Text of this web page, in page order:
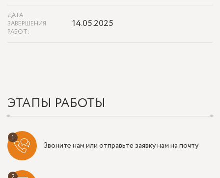
ДАТА
ЗАВЕРШЕНИЯ
РАБОТ:
14.05.2025
ЭТАПЫ РАБОТЫ
Звоните нам или отправьте заявку нам на почту